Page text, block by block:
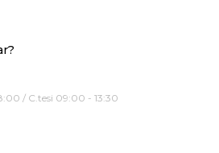
/ C.tesi 09:00 - 13:30